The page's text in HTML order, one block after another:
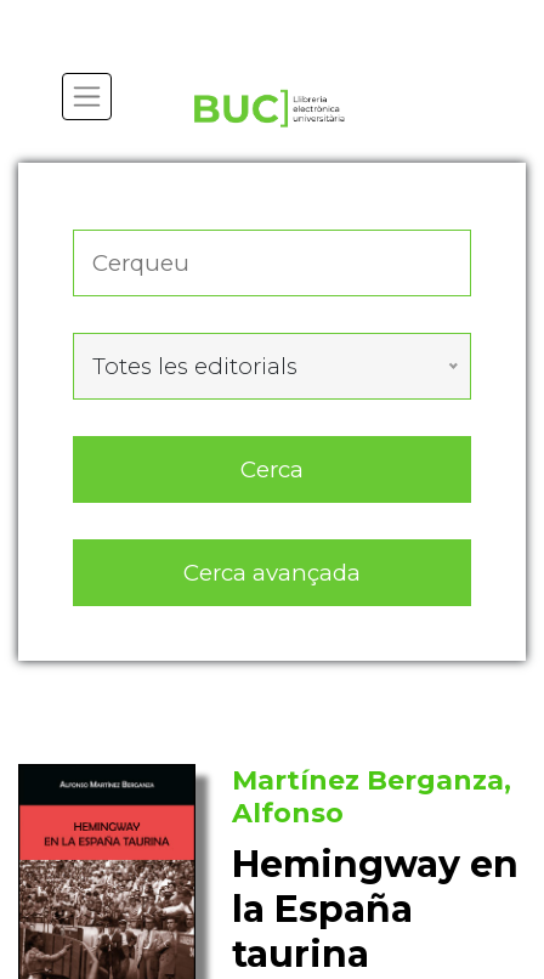
Totes les editorials
Cerca
Cerca avançada
Martínez Berganza,
Alfonso
Hemingway en
la España
taurina